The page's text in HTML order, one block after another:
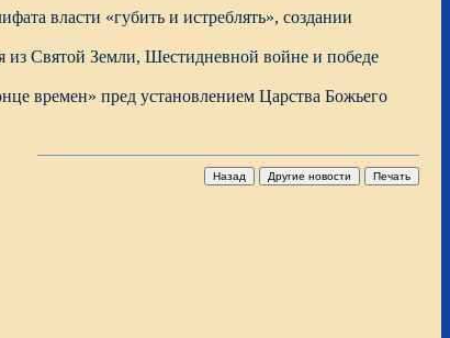
власти «губить и истреблять», создании
из Святой Земли, Шестидневной войне и победе
времен» пред установлением Царства Божьего